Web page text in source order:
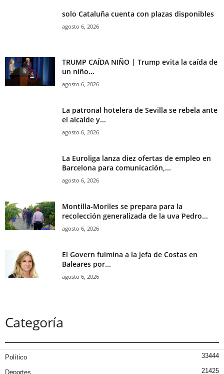
solo Cataluña cuenta con plazas disponibles
agosto 6, 2026
TRUMP CAÍDA NIÑO | Trump evita la caída de
un niño...
agosto 6, 2026
La patronal hotelera de Sevilla se rebela ante
el alcalde y...
agosto 6, 2026
La Euroliga lanza diez ofertas de empleo en
Barcelona para comunicación,...
agosto 6, 2026
Montilla-Moriles se prepara para la
recolección generalizada de la uva Pedro...
agosto 6, 2026
El Govern fulmina a la jefa de Costas en
Baleares por...
agosto 6, 2026
Categoría
Político 33444
Deportes 21425